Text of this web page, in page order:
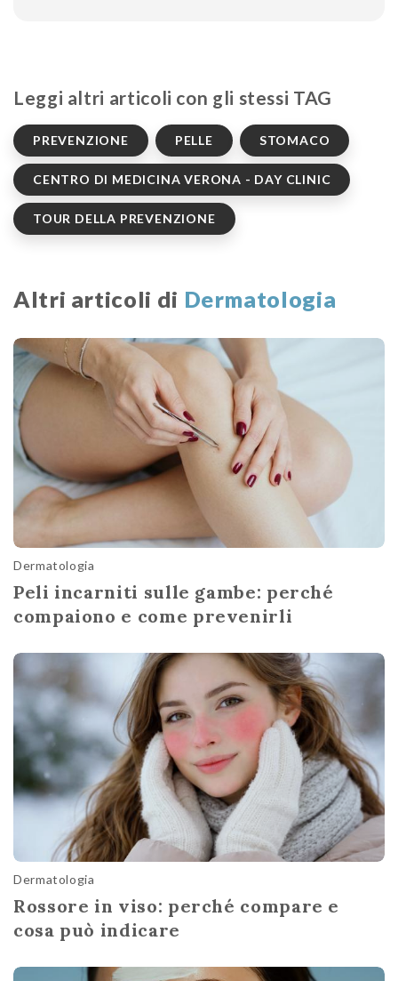
Leggi altri articoli con gli stessi TAG
PREVENZIONE PELLE STOMACO
CENTRO DI MEDICINA VERONA - DAY CLINIC
TOUR DELLA PREVENZIONE
Altri articoli di Dermatologia
Dermatologia
Peli incarniti sulle gambe: perché
compaiono e come prevenirli
Dermatologia
Rossore in viso: perché compare e
cosa può indicare